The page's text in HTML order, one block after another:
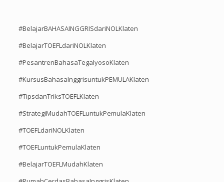
#BelajarBAHASAINGGRISdariNOLKlaten
#BelajarTOEFLdariNOLKlaten
#PesantrenBahasaTegalyosoKlaten
#KursusBahasaInggrisuntukPEMULAKlaten
#TipsdanTriksTOEFLKlaten
#StrategiMudahTOEFLuntukPemulaKlaten
#TOEFLdariNOLKlaten
#TOEFLuntukPemulaKlaten
#BelajarTOEFLMudahKlaten